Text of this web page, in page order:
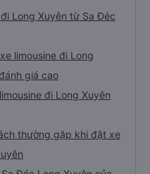
Long Xuyên từ Sa Đéc
limousine đi Long
giá cao
đi Long Xuyên
thường gặp khi đặt xe